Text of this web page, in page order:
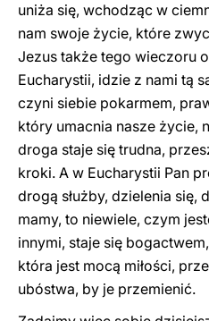
uniża się, wchodząc w
nam swoje życie, które
Jezus także tego wieczoru
Eucharystii, idzie z nami tą
czyni siebie pokarmem,
który umacnia nasze życie,
droga staje się trudna,
kroki. A w Eucharystii Pan
drogą służby, dzielenia się,
mamy, to niewiele, czym
innymi, staje się
która jest mocą miłości,
ubóstwa, by je przemienić.